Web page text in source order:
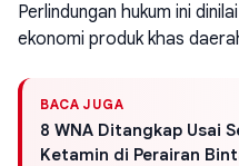
Perlindungan hukum ini
ekonomi produk khas
BACA JUGA
8 WNA Ditangkap Usai
Ketamin di Perairan